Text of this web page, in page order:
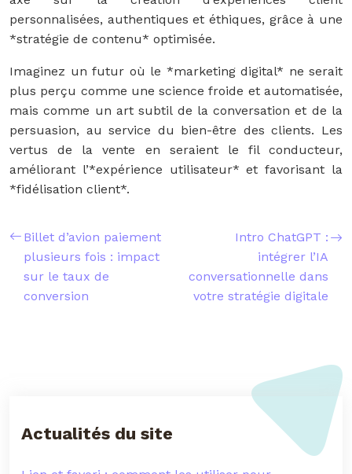
personnalisées, authentiques et éthiques, grâce à une
*stratégie de contenu* optimisée.
Imaginez un futur où le *marketing digital* ne serait
plus perçu comme une science froide et automatisée,
mais comme un art subtil de la conversation et de la
persuasion, au service du bien-être des clients. Les
vertus de la vente en seraient le fil conducteur,
améliorant l’*expérience utilisateur* et favorisant la
*fidélisation client*.
Billet d’avion paiement
plusieurs fois : impact
sur le taux de
conversion
Intro ChatGPT :
intégrer l’IA
conversationnelle dans
votre stratégie digitale
Actualités du site